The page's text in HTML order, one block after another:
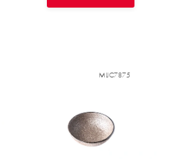
MIJC7875